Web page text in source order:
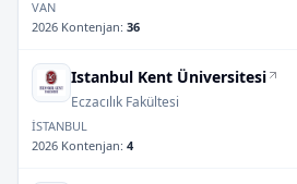
VAN
2026 Kontenjan: 36
Istanbul Kent Üniversitesi
Eczacılık Fakültesi
İSTANBUL
2026 Kontenjan: 4